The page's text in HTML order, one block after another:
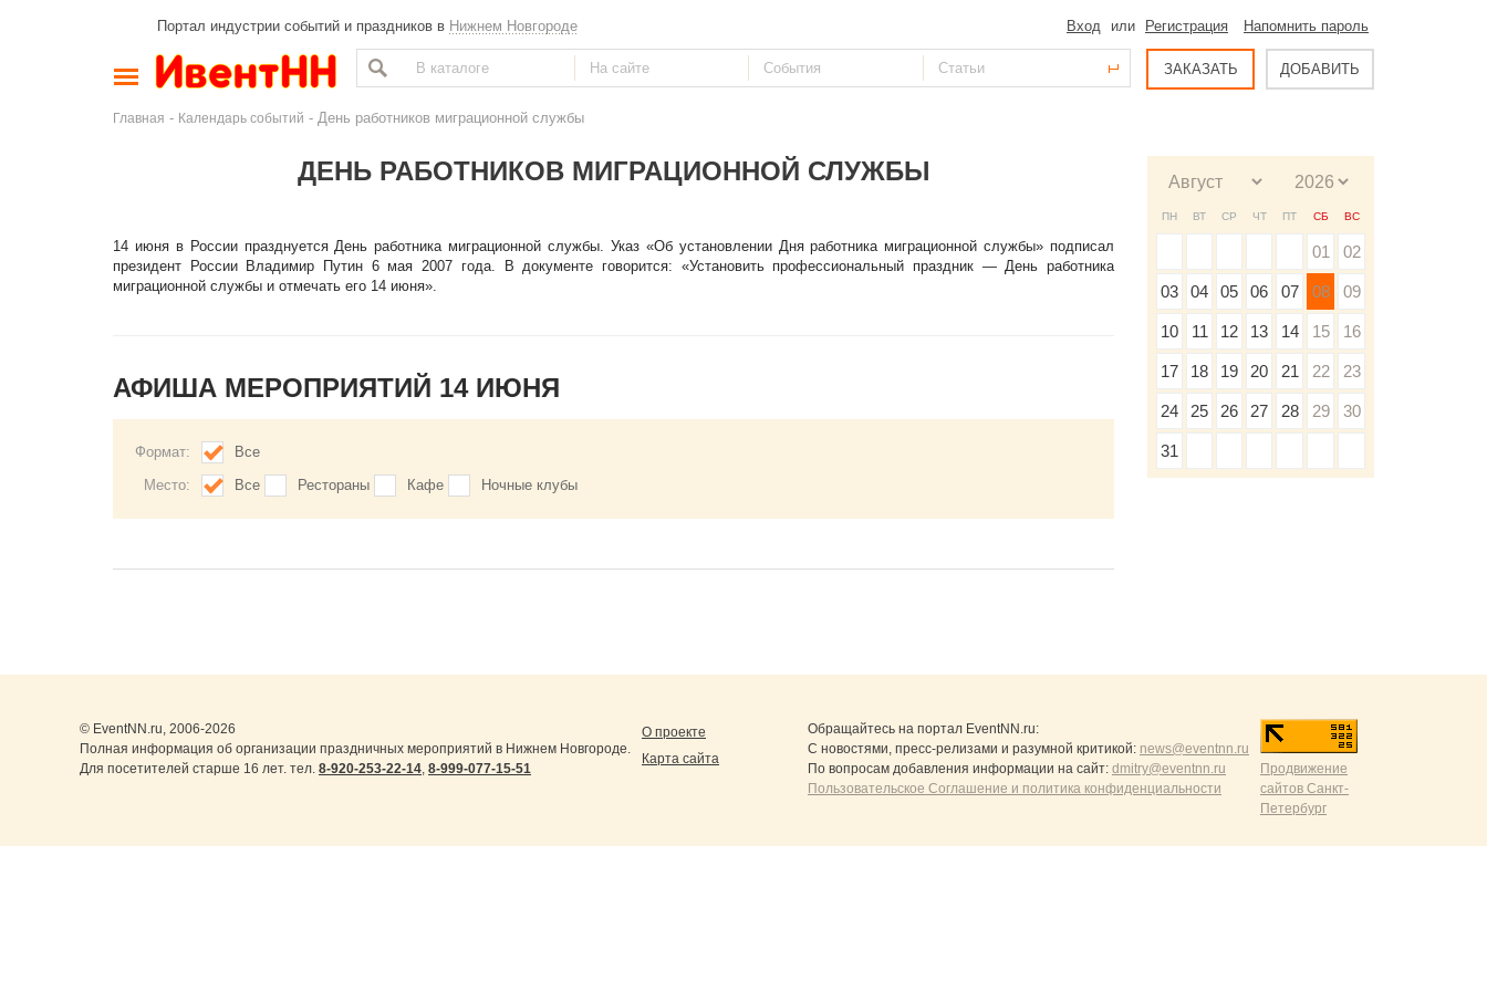
Портал индустрии событий и праздников в Нижнем Новгороде Вход или Регистрация Напомнить пароль
ЗАКАЗАТЬ ДОБАВИТЬ
Главная - Календарь событий - День работников миграционной службы
ДЕНЬ РАБОТНИКОВ МИГРАЦИОННОЙ СЛУЖБЫ
14 июня в России празднуется День работника миграционной службы. Указ «Об установлении Дня работника миграционной службы» подписал
президент России Владимир Путин 6 мая 2007 года. В документе говорится: «Установить профессиональный праздник — День работника
миграционной службы и отмечать его 14 июня».
АФИША МЕРОПРИЯТИЙ 14 ИЮНЯ
Формат:
Все
Место:
Все Рестораны Кафе Ночные клубы
ПН ВТ СР ЧТ ПТ СБ ВС
01 02
03 04 05 06 07 08 09
10 11 12 13 14 15 16
17 18 19 20 21 22 23
24 25 26 27 28 29 30
31
© EventNN.ru, 2006-2026
Полная информация об организации праздничных мероприятий в Нижнем Новгороде.
Для посетителей старше 16 лет. тел. 8-920-253-22-14, 8-999-077-15-51
О проекте
Карта сайта
Обращайтесь на портал EventNN.ru:
С новостями, пресс-релизами и разумной критикой: news@eventnn.ru
По вопросам добавления информации на сайт: dmitry@eventnn.ru
Пользовательское Соглашение и политика конфиденциальности
Продвижение
сайтов Санкт-
Петербург